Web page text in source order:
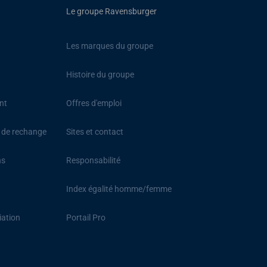
rechange
Le groupe Ravensburger
Les marques du groupe
Histoire du groupe
Offres d'emploi
Sites et contact
Responsabilité
Index égalité homme/femme
Portail Pro